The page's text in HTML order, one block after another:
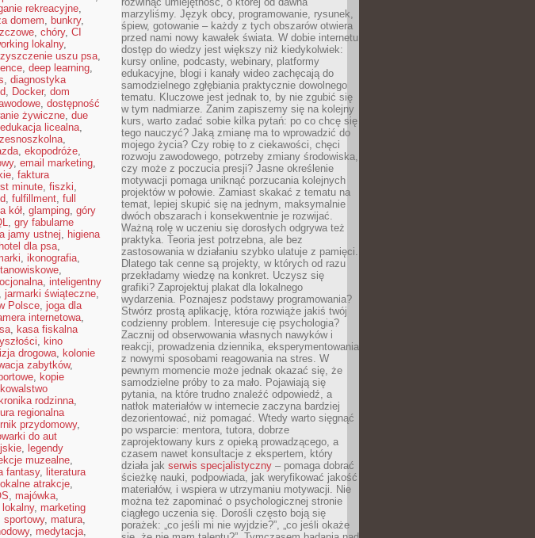
rekreacyjne,
domem, bunkry,
, chóry, CI
lokalny,
uszu psa,
, deep learning,
, diagnostyka
, Docker, dom
, dostępność
żywiczne, due
edukacja licealna,
,
, ekopodróże,
, email marketing,
, faktura
minute, fiszki,
, fulfillment, full
kół, glamping, góry
, gry fabularne
jamy ustnej, higiena
hotel dla psa,
, ikonografia,
,
, inteligentny
jarmarki świąteczne,
Polsce, joga dla
internetowa,
, kasa fiskalna
, kino
drogowa, kolonie
zabytków,
, kopie
kowalstwo
kronika rodzinna,
regionalna
przydomowy,
do aut
, legendy
muzealne,
fantasy, literatura
lokalne atrakcje,
, majówka,
, marketing
sportowy, matura,
, medytacja,
marzyliśmy. Język obcy, programowanie, rysunek,
śpiew, gotowanie – każdy z tych obszarów otwiera
przed nami nowy kawałek świata. W dobie internetu
dostęp do wiedzy jest większy niż kiedykolwiek:
kursy online, podcasty, webinary, platformy
edukacyjne, blogi i kanały wideo zachęcają do
samodzielnego zgłębiania praktycznie dowolnego
tematu. Kluczowe jest jednak to, by nie zgubić się
w tym nadmiarze. Zanim zapiszemy się na kolejny
kurs, warto zadać sobie kilka pytań: po co chcę się
tego nauczyć? Jaką zmianę ma to wprowadzić do
mojego życia? Czy robię to z ciekawości, chęci
rozwoju zawodowego, potrzeby zmiany środowiska,
czy może z poczucia presji? Jasne określenie
motywacji pomaga uniknąć porzucania kolejnych
projektów w połowie. Zamiast skakać z tematu na
temat, lepiej skupić się na jednym, maksymalnie
dwóch obszarach i konsekwentnie je rozwijać.
Ważną rolę w uczeniu się dorosłych odgrywa też
praktyka. Teoria jest potrzebna, ale bez
zastosowania w działaniu szybko ulatuje z pamięci.
Dlatego tak cenne są projekty, w których od razu
przekładamy wiedzę na konkret. Uczysz się
grafiki? Zaprojektuj plakat dla lokalnego
wydarzenia. Poznajesz podstawy programowania?
Stwórz prostą aplikację, która rozwiąże jakiś twój
codzienny problem. Interesuje cię psychologia?
Zacznij od obserwowania własnych nawyków i
reakcji, prowadzenia dziennika, eksperymentowania
z nowymi sposobami reagowania na stres. W
pewnym momencie może jednak okazać się, że
samodzielne próby to za mało. Pojawiają się
pytania, na które trudno znaleźć odpowiedź, a
natłok materiałów w internecie zaczyna bardziej
dezorientować, niż pomagać. Wtedy warto sięgnąć
po wsparcie: mentora, tutora, dobrze
zaprojektowany kurs z opieką prowadzącego, a
czasem nawet konsultacje z ekspertem, który
działa jak serwis specjalistyczny – pomaga dobrać
ścieżkę nauki, podpowiada, jak weryfikować jakość
materiałów, i wspiera w utrzymaniu motywacji. Nie
można też zapominać o psychologicznej stronie
ciągłego uczenia się. Dorośli często boją się
porażek: „co jeśli mi nie wyjdzie?”, „co jeśli okaże